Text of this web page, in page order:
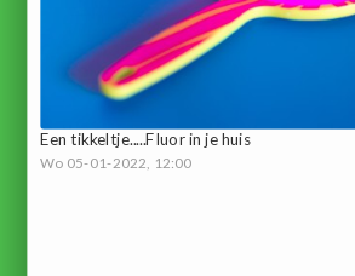
Een tikkeltje.....Fluor in je huis
Wo 05-01-2022, 12:00